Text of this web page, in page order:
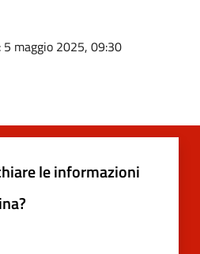
: 5 maggio 2025, 09:30
le informazioni